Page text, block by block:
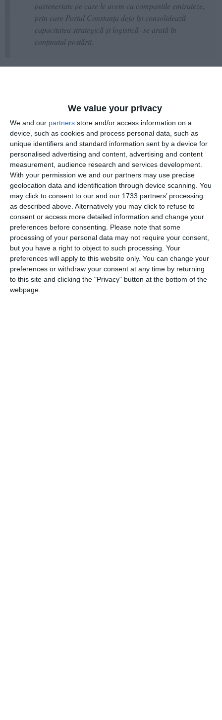
We value your privacy
We and our partners store and/or access information on a
device, such as cookies and process personal data, such as
unique identifiers and standard information sent by a device for
personalised advertising and content, advertising and content
measurement, audience research and services development.
With your permission we and our partners may use precise
geolocation data and identification through device scanning. You
may click to consent to our and our 1733 partners’ processing
as described above. Alternatively you may click to refuse to
consent or access more detailed information and change your
preferences before consenting. Please note that some
processing of your personal data may not require your consent,
but you have a right to object to such processing. Your
preferences will apply to this website only. You can change your
preferences or withdraw your consent at any time by returning
to this site and clicking the "Privacy" button at the bottom of the
webpage.
parteneriate pe care le avem cu companiile emirateze,
prin care Portul Constanța deja își consolidează
capacitatea strategică și logistică- se arată în
conținutul postării.
Sorin Grindeanu„Ne dorim extinderea cooperării cu
partenerii emiratezi pentru Portul Constanța”